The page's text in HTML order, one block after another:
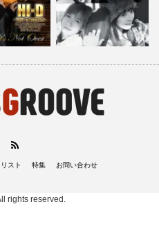
Twitter
スト 特集 お問い合わせ
rights reserved.